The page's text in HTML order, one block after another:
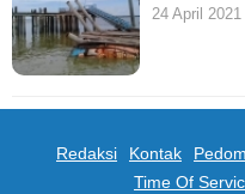
24 April
Redaksi Kontak
Time Of